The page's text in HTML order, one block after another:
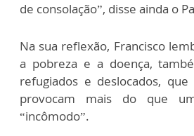
de consolação”, disse ainda o
Na sua reflexão, Francisco
a pobreza e a doença,
refugiados e deslocados,
provocam mais do que
“incômodo”.